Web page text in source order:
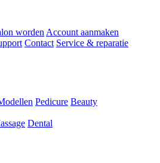
wordenAccount aanmaken
Contact Service & reparatie
Pedicure Beauty
Dental